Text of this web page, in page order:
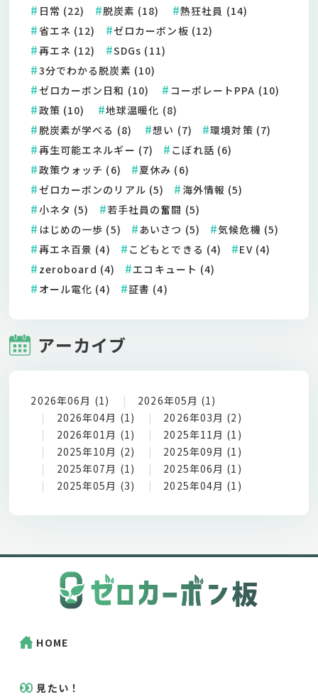
日常 (22)
脱炭素 (18)
熱狂社員 (14)
省エネ (12)
ゼロカーボン板 (12)
再エネ (12)
SDGs (11)
3分でわかる脱炭素 (10)
ゼロカーボン日和 (10)
コーポレートPPA (10)
政策 (10)
地球温暖化 (8)
脱炭素が学べる (8)
想い (7)
環境対策 (7)
再生可能エネルギー (7)
こぼれ話 (6)
政策ウォッチ (6)
夏休み (6)
ゼロカーボンのリアル (5)
海外情報 (5)
小ネタ (5)
若手社員の奮闘 (5)
はじめの一歩 (5)
あいさつ (5)
気候危機 (5)
再エネ百景 (4)
こどもとできる (4)
EV (4)
zeroboard (4)
エコキュート (4)
オール電化 (4)
証書 (4)
アーカイブ
2026年06月 (1)
2026年05月 (1)
2026年04月 (1)
2026年03月 (2)
2026年01月 (1)
2025年11月 (1)
2025年10月 (2)
2025年09月 (1)
2025年07月 (1)
2025年06月 (1)
2025年05月 (3)
2025年04月 (1)
HOME
見たい！